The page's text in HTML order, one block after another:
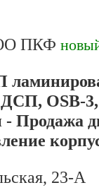
ПКФ
OSB-3,
-
23-А